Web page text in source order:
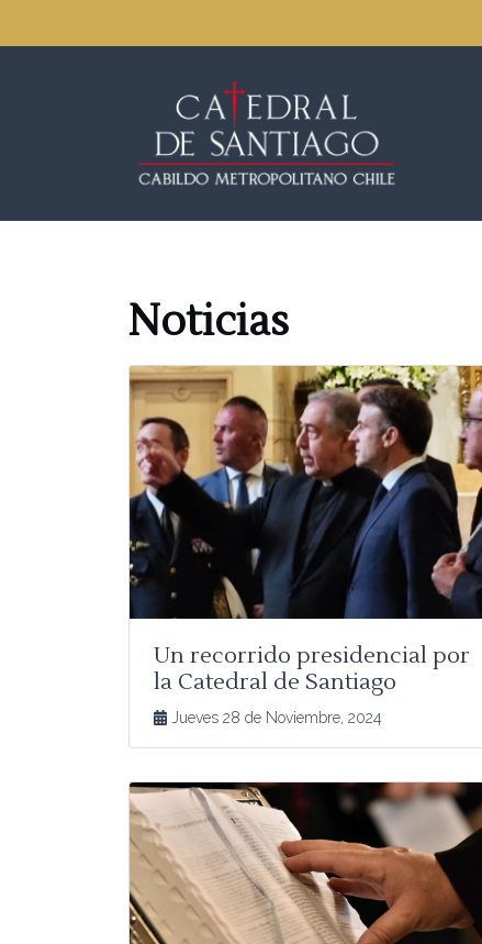
Noticias
Un recorrido presidencial por
la Catedral de Santiago
Jueves 28 de Noviembre, 2024